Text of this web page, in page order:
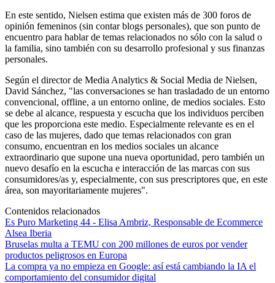
En este sentido, Nielsen estima que existen más de 300 foros de
opinión femeninos (sin contar blogs personales), que son punto de
encuentro para hablar de temas relacionados no sólo con la salud o
la familia, sino también con su desarrollo profesional y sus finanzas
personales.
Según el director de Media Analytics & Social Media de Nielsen,
David Sánchez, "las conversaciones se han trasladado de un entorno
convencional, offline, a un entorno online, de medios sociales. Esto
se debe al alcance, respuesta y escucha que los individuos perciben
que les proporciona este medio. Especialmente relevante es en el
caso de las mujeres, dado que temas relacionados con gran
consumo, encuentran en los medios sociales un alcance
extraordinario que supone una nueva oportunidad, pero también un
nuevo desafío en la escucha e interacción de las marcas con sus
consumidores/as y, especialmente, con sus prescriptores que, en este
área, son mayoritariamente mujeres".
Contenidos relacionados
Es Puro Marketing 44 - Elisa Ambriz, Responsable de Ecommerce
Alsea Iberia
Bruselas multa a TEMU con 200 millones de euros por vender
productos peligrosos en Europa
La compra ya no empieza en Google: así está cambiando la IA el
comportamiento del consumidor digital